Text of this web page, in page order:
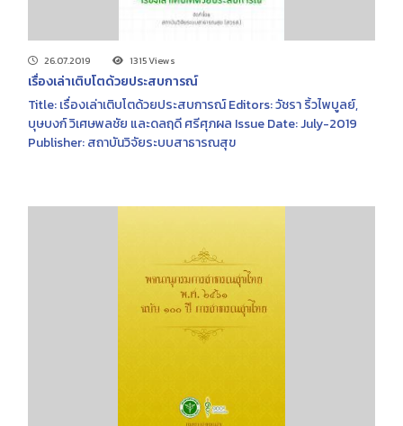
26.07.2019 1315 Views
เรื่องเล่าเติบโตด้วยประสบการณ์
Title: เรื่องเล่าเติบโตด้วยประสบการณ์ Editors: วัชรา ริ้วไพบูลย์,
บุษบงก์ วิเศษพลชัย และดลฤดี ศรีศุภผล Issue Date: July-2019
Publisher: สถาบันวิจัยระบบสาธารณสุข